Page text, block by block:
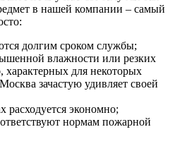
в нашей компании – самый
долгим сроком службы;
влажности или резких
характерных для некоторых
зачастую удивляет своей
расходуется экономно;
нормам пожарной